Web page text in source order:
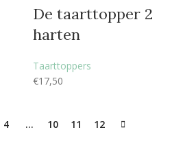
De taarttopper 2
harten
Taarttoppers
€17,50
4 … 10 11 12